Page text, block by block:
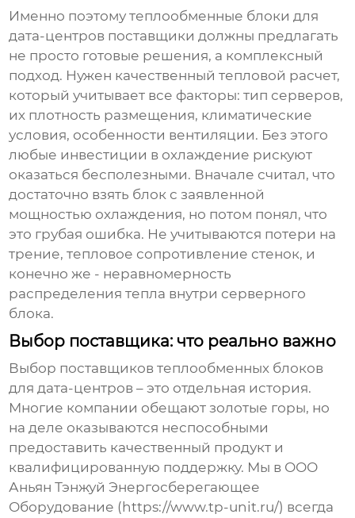
Именно поэтомутеплообменные блоки для
дата-центров поставщики должны предлагать
не просто готовые решения, а комплексный
подход. Нужен качественный тепловой расчет,
который учитывает все факторы: тип серверов,
их плотность размещения, климатические
условия, особенности вентиляции. Без этого
любые инвестиции в охлаждение рискуют
оказаться бесполезными. Вначале считал, что
достаточно взять блок с заявленной
мощностью охлаждения, но потом понял, что
это грубая ошибка. Не учитываются потери на
трение, тепловое сопротивление стенок, и
конечно же - неравномерность
распределения тепла внутри серверного
блока.
Выбор поставщика: что реально важно
Выбор поставщиков теплообменных блоков
для дата-центров – это отдельная история.
Многие компании обещают золотые горы, но
на деле оказываются неспособными
предоставить качественный продукт и
квалифицированную поддержку. Мы в ООО
Аньян Тэнжуй Энергосберегающее
Оборудование (https://www.tp-unit.ru/) всегда